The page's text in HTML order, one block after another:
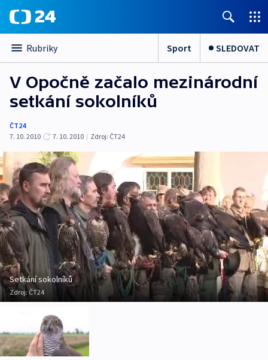
Rubriky Sport SLEDOVAT
V Opočně začalo mezinárodní
setkání sokolníků
ČT24
7. 10. 2010
7. 10. 2010 | Zdroj: ČT24
Setkání sokolníků
Zdroj:ČT24